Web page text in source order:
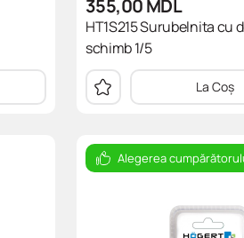
355,00MDL
HT1S215 Surubelnita cu
schimb 1/5
La Coș
Alegerea